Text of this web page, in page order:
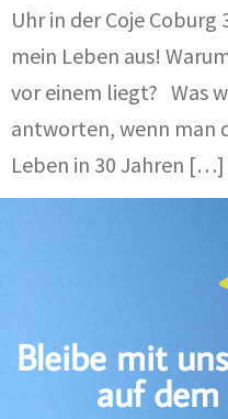
Uhr in der Coje
mein Leben aus!
vor einem liegt? Was
antworten, wenn man
Leben in 30 Jahren […]
Bleibe mit
auf